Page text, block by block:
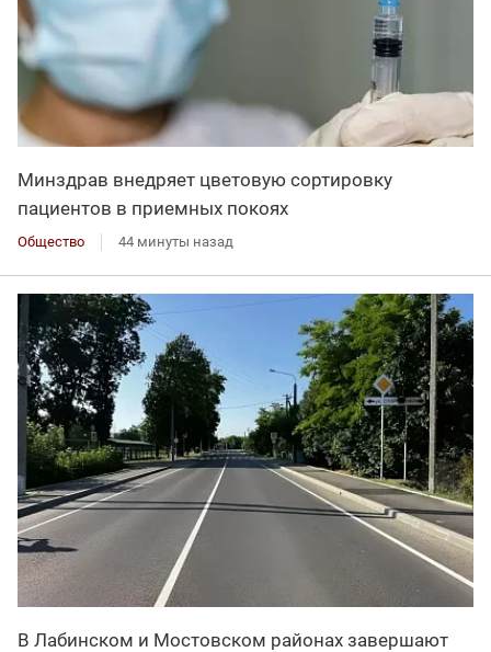
Минздрав внедряет цветовую сортировку
пациентов в приемных покоях
Общество 44 минуты назад
В Лабинском и Мостовском районах завершают